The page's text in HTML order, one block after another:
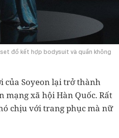
đồ kết hợp bodysuit và quần không
của Soyeon lại trở thành
mạng xã hội Hàn Quốc. Rất
chịu với trang phục mà nữ